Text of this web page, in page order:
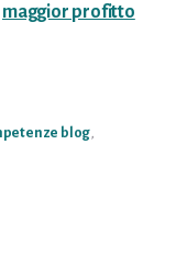
maggior profitto
blog,